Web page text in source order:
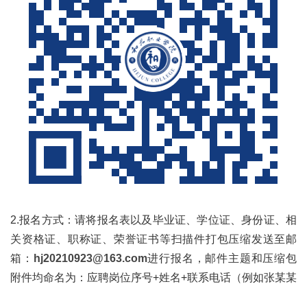
2.报名方式：请将报名表以及毕业证、学位证、身份证、相
关资格证、职称证、荣誉证书等扫描件打包压缩发送至邮
箱：
hj20210923@163.com进行报名，邮件主题和压缩包
附件均命名为：应聘岗位序号+姓名+联系电话（例如张某某